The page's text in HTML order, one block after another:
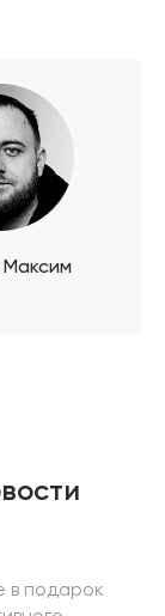
Максим
в подарок